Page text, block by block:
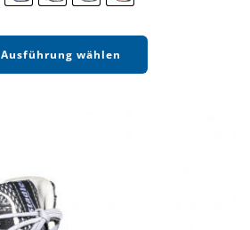
Ausführung wählen